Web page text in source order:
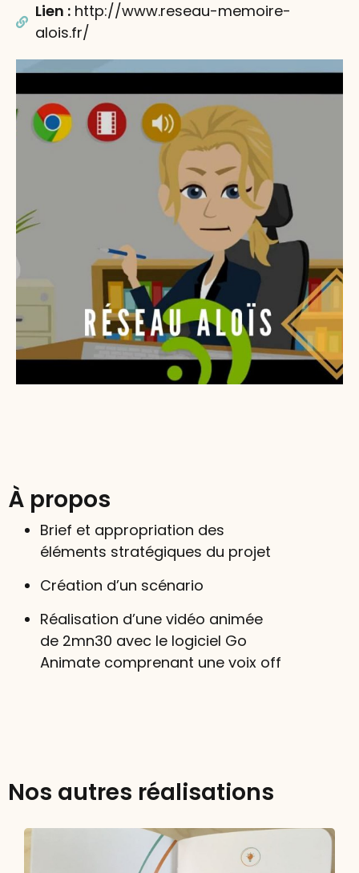
Lien :http://www.reseau-memoire-
alois.fr/
À propos
Brief et appropriation des
éléments stratégiques du projet
Création d’un scénario
Réalisation d’une vidéo animée
de 2mn30 avec le logiciel Go
Animate comprenant une voix off
Nos autres réalisations